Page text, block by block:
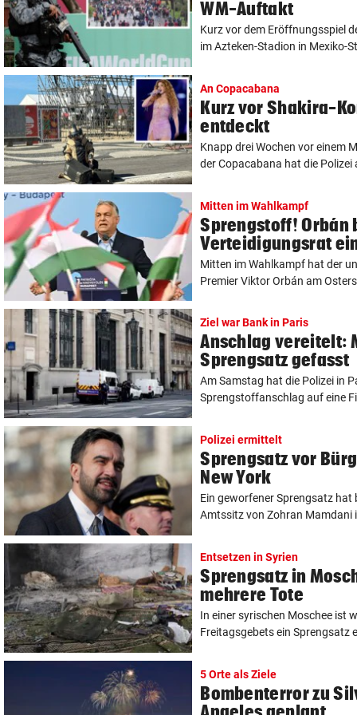
WM-Auftakt
Kurz vor dem Eröffnungsspiel
im Azteken-Stadion in Mexiko-
An Copacabana
Kurz vor Shakira-
entdeckt
Knapp drei Wochen vor einem
der Copacabana hat die Polizei
Mitten im Wahlkampf
Sprengstoff! Orbán
Verteidigungsrat
Mitten im Wahlkampf hat der
Premier Viktor Orbán am
Ziel war Bank in Paris
Anschlag vereitelt:
Sprengsatz gefasst
Am Samstag hat die Polizei in
Sprengstoffanschlag auf eine
Polizei ermittelt
Sprengsatz vor
New York
Ein geworfener Sprengsatz hat
Amtssitz von Zohran Mamdani
Entsetzen in Syrien
Sprengsatz in
mehrere Tote
In einer syrischen Moschee ist
Freitagsgebets ein Sprengsatz
5 Orte als Ziele
Bombenterror zu